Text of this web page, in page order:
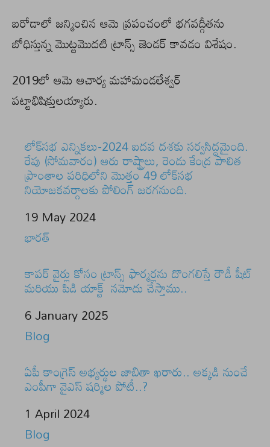
బరోడాలో జన్మించిన ఆమె ప్రపంచంలో భగవద్గీతను
బోధిస్తున్న మొట్టమొదటి ట్రాన్స్ జెండర్ కావడం విశేషం.
2019లో ఆమె ఆచార్య మహామండలేశ్వర్
పట్టాభిషిక్తులయ్యారు.
లోక్‌సభ ఎన్నికలు-2024 ఐదవ దశకు సర్వసిద్ధమైంది.
రేపు (సోమవారం) ఆరు రాష్ట్రాలు, రెండు కేంద్ర పాలిత
ప్రాంతాల పరిధిలోని మొత్తం 49 లోక్‌సభ
నియోజకవర్గాలకు పోలింగ్ జరగనుంది.
Date
19 May 2024
In relation to
భారత్
కాపర్ వైర్లు కోసం ట్రాన్స్ ఫార్మర్లను దొంగలిస్తే రౌడీ షీట్
మరియు పిడి యాక్ట్ నమోదు చేస్తాము..
Date
6 January 2025
In relation to
Blog
ఏపీ కాంగ్రెస్ అభ్యర్థుల జాబితా ఖరారు.. అక్కడి నుంచే
ఎంపీగా వైఎస్ షర్మిల పోటీ..?
Date
1 April 2024
In relation to
Blog